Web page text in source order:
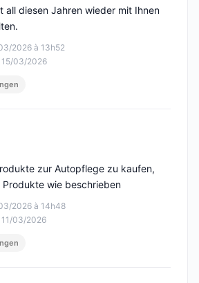
2026 à 13h52
15/03/2026
all diesen Jahren wieder mit Ihnen
5
2026 à 14h48
11/03/2026
zur Autopflege zu kaufen,
Produkte wie beschrieben